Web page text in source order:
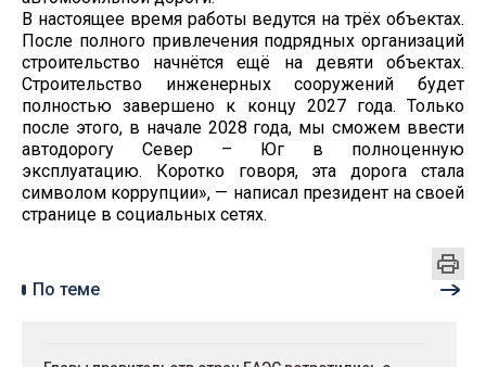
В настоящее время работы ведутся на трёх объектах.
После полного привлечения подрядных организаций
строительство начнётся ещё на девяти объектах.
Строительство инженерных сооружений будет
полностью завершено к концу 2027 года. Только
после этого, в начале 2028 года, мы сможем ввести
автодорогу Север – Юг в полноценную
эксплуатацию. Коротко говоря, эта дорога стала
символом коррупции», — написал президент на своей
странице в социальных сетях.
По теме